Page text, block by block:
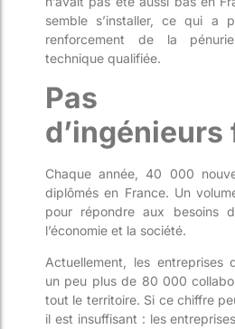
semble s’installer, ce qui a
renforcement de la
technique qualifiée.
Pas
d’ingénieurs
Chaque année, 40 000
diplômés en France. Un
pour répondre aux besoins
l’économie et la société.
Actuellement, les entreprises
un peu plus de 80 000
tout le territoire. Si ce chiffre
il est insuffisant : les